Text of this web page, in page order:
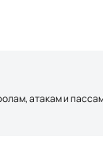
атакам и